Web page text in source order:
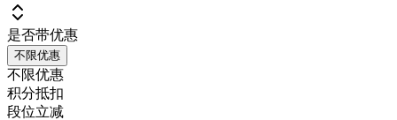
是否带优惠
不限优惠
不限优惠
积分抵扣
段位立减